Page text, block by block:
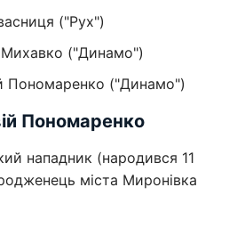
("Рух")
("Динамо")
Пономаренко ("Динамо")
Пономаренко
нападник (народився 11
міста Миронівка